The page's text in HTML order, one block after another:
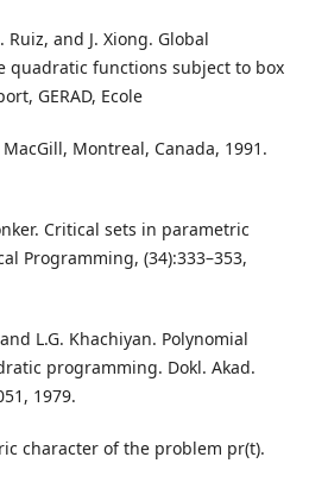
Ruiz, and J. Xiong. Global
quadratic functions subject to box
GERAD, Ecole
Montreal, Canada, 1991.
Critical sets in parametric
Programming, (34):333–353,
L.G. Khachiyan. Polynomial
programming. Dokl. Akad.
1979.
character of the problem pr(t).